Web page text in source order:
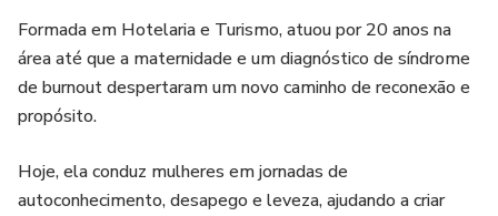
Formada em Hotelaria e Turismo, atuou por 20 anos na
área até que a maternidade e um diagnóstico de síndrome
de burnout despertaram um novo caminho de reconexão e
propósito.
Hoje, ela conduz mulheres em jornadas de
autoconhecimento, desapego e leveza, ajudando a criar